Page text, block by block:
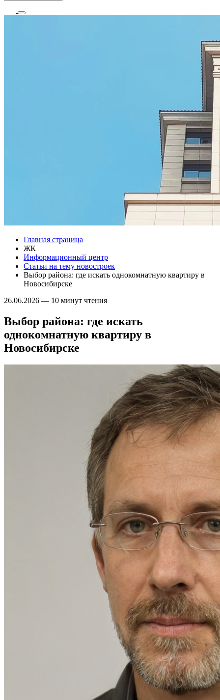
Главная страница
ЖК
Информационный центр
Статьи на тему новостроек
Выбор района: где искать однокомнатную квартиру в
Новосибирске
26.06.2026 — 10 минут чтения
Выбор района: где искать
однокомнатную квартиру в
Новосибирске